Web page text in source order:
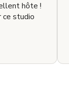
hôte !
ce studio